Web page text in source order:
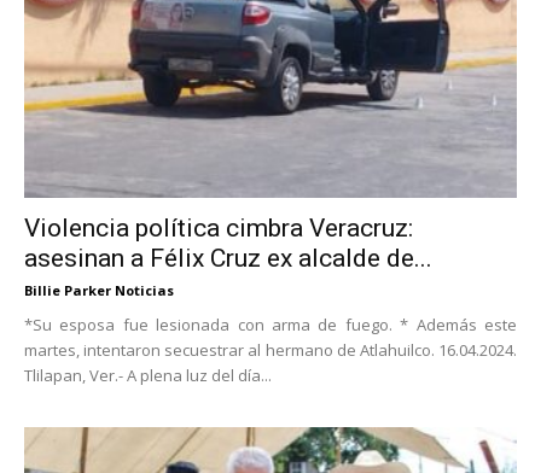
Violencia política cimbra Veracruz:
asesinan a Félix Cruz ex alcalde de...
Billie Parker Noticias
*Su esposa fue lesionada con arma de fuego. * Además este
martes, intentaron secuestrar al hermano de Atlahuilco. 16.04.2024.
Tlilapan, Ver.- A plena luz del día...